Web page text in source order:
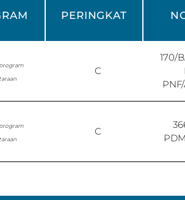
PERINGKAT
C
170/
C